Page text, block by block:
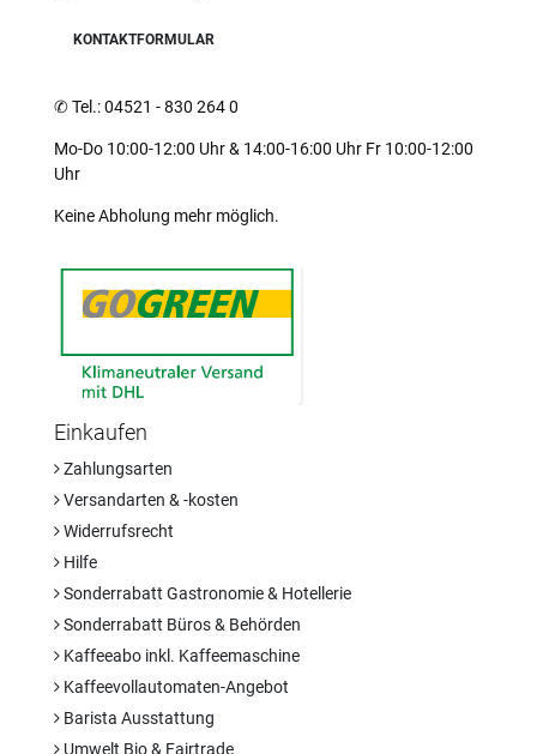
KONTAKTFORMULAR
✆Tel.: 04521 - 830 264 0
Mo-Do 10:00-12:00 Uhr & 14:00-16:00 Uhr Fr 10:00-12:00
Uhr
Keine Abholung mehr möglich.
Einkaufen
Zahlungsarten
Versandarten & -kosten
Widerrufsrecht
Hilfe
Sonderrabatt Gastronomie & Hotellerie
Sonderrabatt Büros & Behörden
Kaffeeabo inkl. Kaffeemaschine
Kaffeevollautomaten-Angebot
Barista Ausstattung
Umwelt Bio & Fairtrade